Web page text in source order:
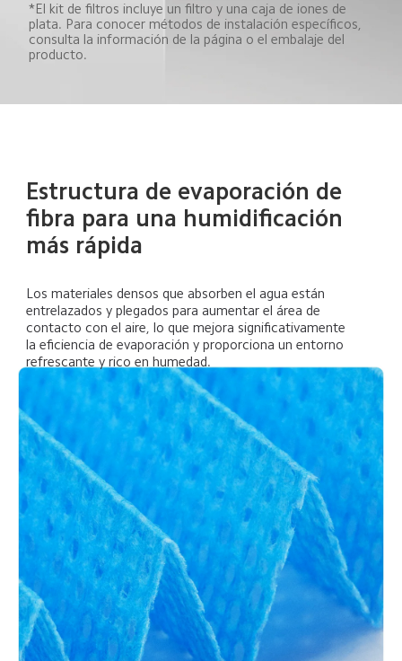
*El kit de filtros incluye un filtro y una caja de iones de
plata. Para conocer métodos de instalación específicos,
consulta la información de la página o el embalaje del
producto.
Estructura de evaporación de
fibra para una humidificación
más rápida
Los materiales densos que absorben el agua están
entrelazados y plegados para aumentar el área de
contacto con el aire, lo que mejora significativamente
la eficiencia de evaporación y proporciona un entorno
refrescante y rico en humedad.